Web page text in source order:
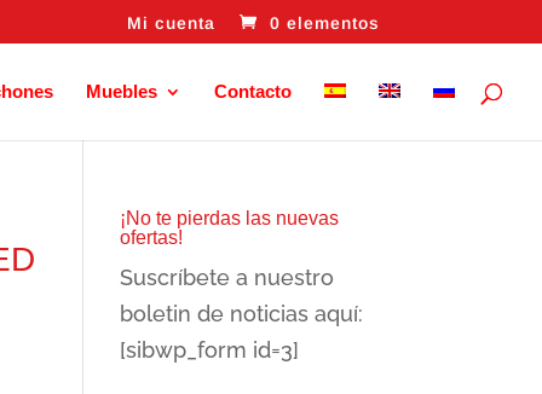
Mi cuenta 0 elementos
Muebles Contacto
¡No te pierdas las nuevas
ofertas!
Suscríbete a nuestro
boletin de noticias aquí:
[sibwp_form id=3]